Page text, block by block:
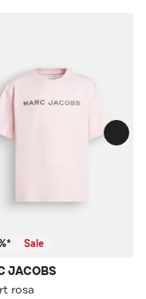
Sale
JACOBS
rosa